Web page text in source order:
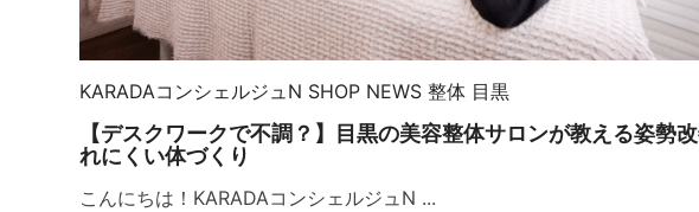
KARADAコンシェルジュN SHOP NEWS 整体 目黒
【デスクワークで不調？】目黒の美容整体サロンが教える姿勢
れにくい体づくり
こんにちは！KARADAコンシェルジュN ...